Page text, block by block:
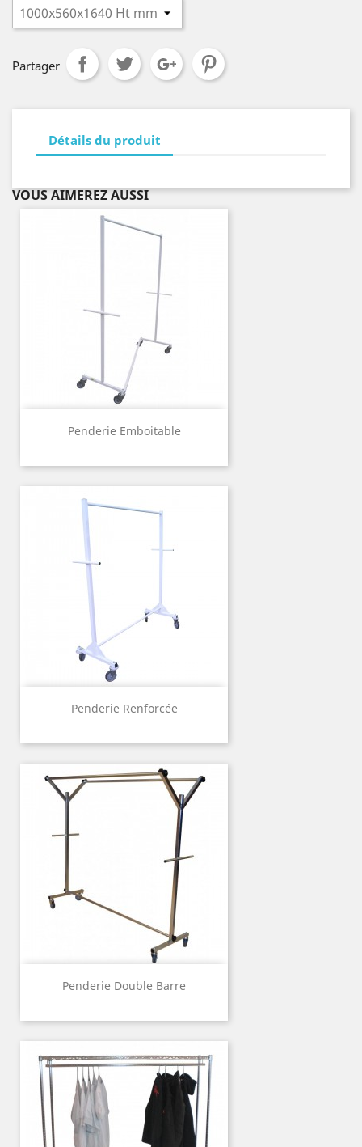
Partager
Détails du produit
VOUS AIMEREZ AUSSI
Penderie Emboitable
Penderie Renforcée
Penderie Double Barre